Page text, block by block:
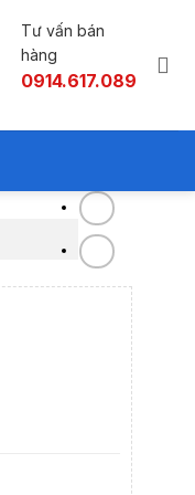
Tư vấn bán
hàng
0914.617.089